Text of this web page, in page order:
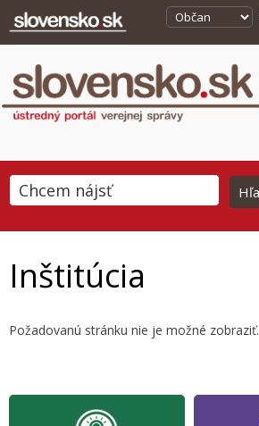
Inštitúcia
Požadovanú stránku nie je možné zobraziť.